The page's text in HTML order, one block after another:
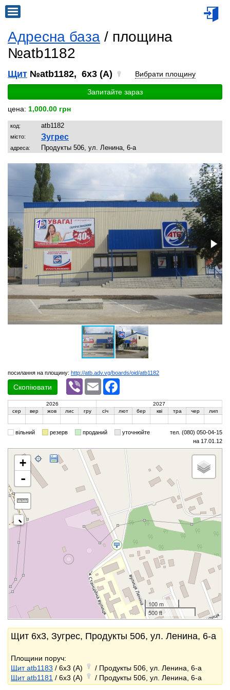
Адресна база / площина
№atb1182
Щит №atb1182, 6x3 (A) Вибрати площину
Запитайте зараз
цена: 1,000.00 грн
код: atb1182
місто: Зугрес
адреса: Продукты 506, ул. Ленина, 6-а
посилання на площину: http://atb.adv.vg/boards/oid/atb1182
Скопіювати
Viber Email
2026
2027
сер
вер жов лис гру січ лют бер кві тра чер лип
вільний резерв проданий уточнюйте
тел. (080) 050-04-15
на 17.01.12
+
-
100 m
500 ft
Щит 6x3, Зугрес, Продукты 506, ул. Ленина, 6-а
Площини поруч:
Щит atb1183 / 6x3 (A)
/ Продукты 506, ул. Ленина, 6-а
Щит atb1181 / 6x3 (A) / Продукты 506, ул. Ленина, 6-а